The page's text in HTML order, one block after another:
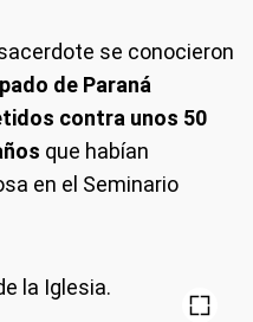
se conocieron
de Paraná
contra unos 50
que habían
en el Seminario